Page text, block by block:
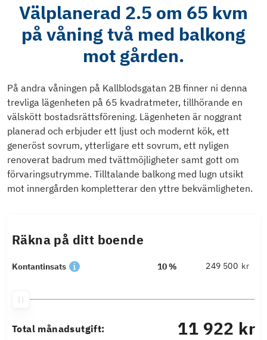
Välplanerad 2.5 om 65 kvm
på våning två med balkong
mot gården.
På andra våningen på Kallblodsgatan 2B finner ni denna
trevliga lägenheten på 65 kvadratmeter, tillhörande en
välskött bostadsrättsförening. Lägenheten är noggrant
planerad och erbjuder ett ljust och modernt kök, ett
generöst sovrum, ytterligare ett sovrum, ett nyligen
renoverat badrum med tvättmöjligheter samt gott om
förvaringsutrymme. Tilltalande balkong med lugn utsikt
mot innergården kompletterar den yttre bekvämligheten.
Räkna på ditt boende
Kontantinsats 10 % kr
Total månadsutgift: 11 922 kr